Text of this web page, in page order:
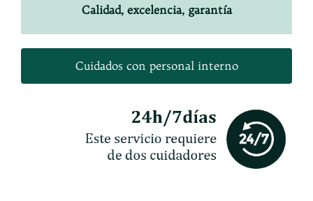
Calidad, excelencia, garantía
Cuidados con personal interno